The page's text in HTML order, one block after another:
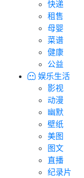
快递
租售
母婴
菜谱
健康
公益
娱乐生活
影视
动漫
幽默
壁纸
美图
图文
直播
纪录片